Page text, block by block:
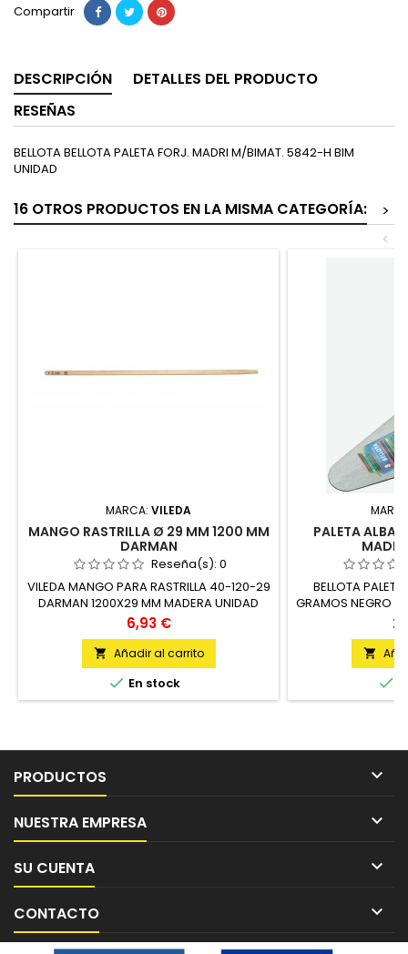
Compartir
DESCRIPCIÓN
DETALLES DEL PRODUCTO
RESEÑAS
BELLOTA BELLOTA PALETA FORJ. MADRI M/BIMAT. 5842-H BIM
UNIDAD
16 OTROS PRODUCTOS EN LA MISMA CATEGORÍA:
>
<
MARCA: VILEDA
MANGO RASTRILLA Ø 29 MM 1200 MM
DARMAN
Reseña(s): 0
VILEDA MANGO PARA RASTRILLA 40-120-29
DARMAN 1200X29 MM MADERA UNIDAD
Precio
6,93 €
 Añadir al carrito
 En stock
PALETA
BELLOTA
GRAMOS NEGRO


PRODUCTOS 
NUESTRA EMPRESA 
SU CUENTA 
CONTACTO 